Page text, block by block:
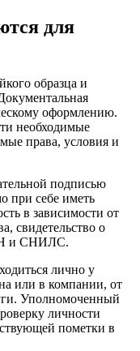
для
образца и
оформлению.
необходимые
права, условия и
подписью
при себе иметь
в зависимости от
свидетельство о
и СНИЛС.
лично у
или в компании, от
Уполномоченный
личности
пометки в